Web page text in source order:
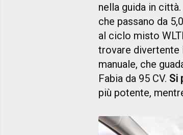
nella guida in
che passano da
al ciclo misto
trovare divertente
manuale, che
Fabia da 95 CV. Si
più potente,